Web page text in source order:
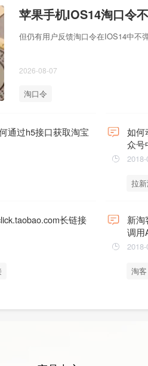
苹果手机IOS14淘口令
但仍有用户反馈淘口令在IOS14中不
2026-08-07
淘口令
通过h5接口获取淘宝
如何
众号
2018-
拉
长链接
新淘
调用
淘客